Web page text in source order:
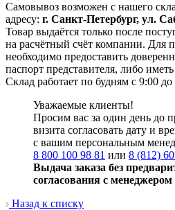
Самовывоз возможен с нашего
адресу: г. Санкт-Петербург, ул.
Товар выдаётся только после
на расчётный счёт компании. Для
необходимо предоставить
паспорт представителя, либо
Склад работает по будням с 9:00 до
Уважаемые клиенты!
Просим вас за один день до
визита согласовать дату и
с вашим персональным
8 800 100 98 81 или 8 (812)
Выдача заказа без
согласования с
Назад к списку